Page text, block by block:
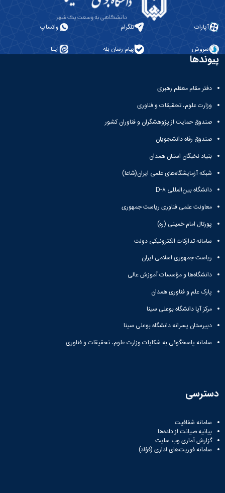
آپارات تلگرام واتساپ
سروش پیام رسان بله ایتا
پیوندها
دفتر مقام معظم رهبری
وزارت علوم، تحقیقات و فناوری
صندوق حمایت از پژوهشگران و فناوران کشور
صندوق رفاه دانشجویان
بنیاد نخبگان استان همدان
شبکه آزمایشگاه‌های علمی ایران(شاعا)
دانشگاه بین‌المللی D-۸
معاونت علمی فناوری ریاست جمهوری
پورتال امام خمینی (ره)
سامانه تدارکات الکترونیکی دولت
ریاست جمهوری اسلامی ایران
دانشگاه‌ها و مؤسسات آموزش عالی
پارک علم و فناوری همدان
مرکز آپا دانشگاه بوعلی سینا
دبیرستان پسرانه دانشگاه بوعلی سینا
سامانه پاسخگوئی به شکایات وزارت علوم، تحقیقات و فناوری
دسترسی
سامانه شفافیت
بیانیه صیانت از داده‌ها
گزارش آماری وب‌ سایت
سامانه فوریت‌های اداری (فؤاد)